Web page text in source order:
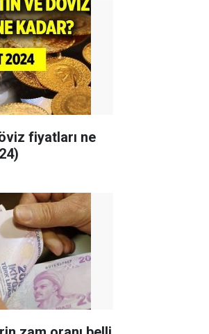
fiyatları ne